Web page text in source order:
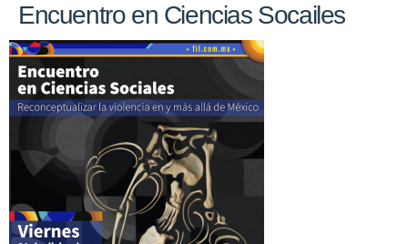
Encuentro en Ciencias Socailes